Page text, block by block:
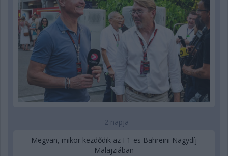
2 napja
Megvan, mikor kezdődik az F1-es Bahreini Nagydíj
Malajziában